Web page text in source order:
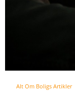
Alt Om Boligs Artikler